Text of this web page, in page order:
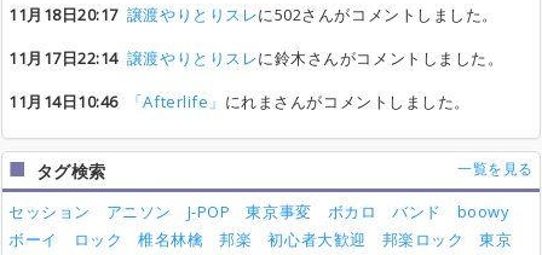
11月18日20:17 譲渡やりとりスレに502さんがコメントしました。
11月17日22:14 譲渡やりとりスレに鈴木さんがコメントしました。
11月14日10:46
「Afterlife」 にれまさんがコメントしました。
タグ検索 一覧を見る
セッション アニソン J-POP 東京事変 ボカロ バンド
boowy
ボーイ
ロック 椎名林檎 邦楽 初心者大歓迎 邦楽ロック
東京